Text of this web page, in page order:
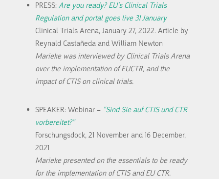
PRESS: Are you ready? EU’s Clinical Trials
Regulation and portal goes live 31 January
Clinical Trials Arena, January 27, 2022. Article by
Reynald Castañeda and William Newton
Marieke was interviewed by Clinical Trials Arena
over the implementation of EUCTR, and the
impact of CTIS on clinical trials.
SPEAKER: Webinar – “Sind Sie auf CTIS und CTR
vorbereitet?”
Forschungsdock, 21 November and 16 December,
2021
Marieke presented on the essentials to be ready
for the implementation of CTIS and EU CTR.